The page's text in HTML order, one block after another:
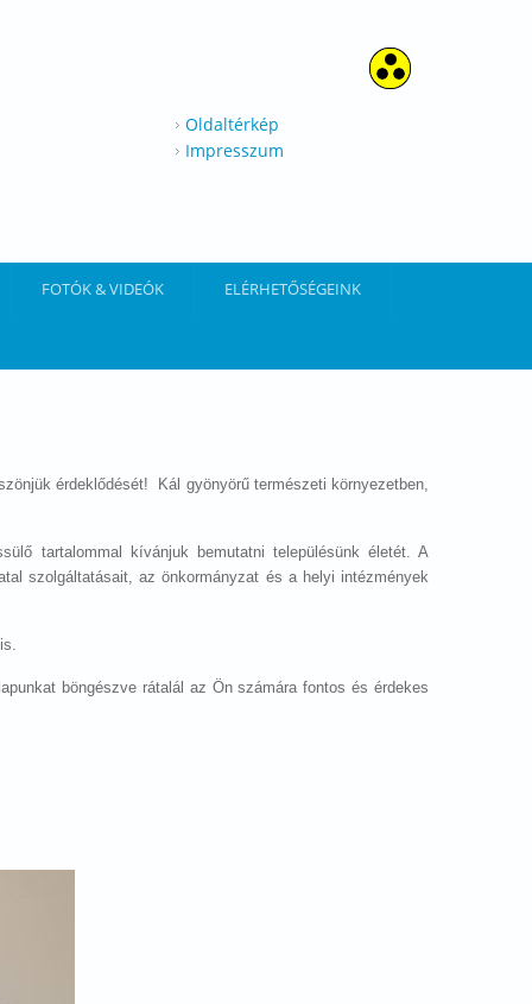
Oldaltérkép
Impresszum
FOTÓK & VIDEÓK ELÉRHETŐSÉGEINK
érdeklődését! Kál gyönyörű természeti környezetben,
tartalommal kívánjuk bemutatni településünk életét. A
szolgáltatásait, az önkormányzat és a helyi intézmények
böngészve rátalál az Ön számára fontos és érdekes